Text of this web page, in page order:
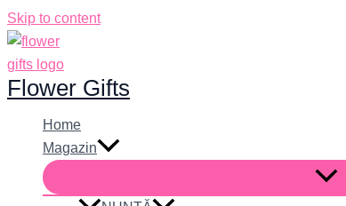
Skip to content
Flower Gifts
Home
Magazin